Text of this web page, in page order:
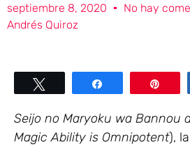
septiembre 8, 2020
No hay
Andrés Quiroz
Compartir
Seijo no Maryoku wa Bannou
Magic Ability is Omnipotent),